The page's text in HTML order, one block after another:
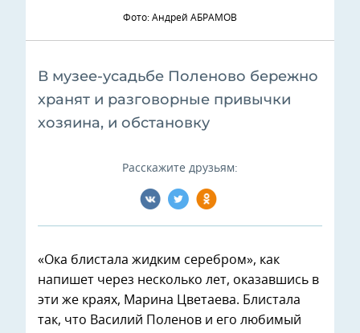
Фото: Андрей АБРАМОВ
В музее-усадьбе Поленово бережно
хранят и разговорные привычки
хозяина, и обстановку
Расскажите друзьям:
«Ока блистала жидким серебром», как
напишет через несколько лет, оказавшись в
эти же краях, Марина Цветаева. Блистала
так, что Василий Поленов и его любимый